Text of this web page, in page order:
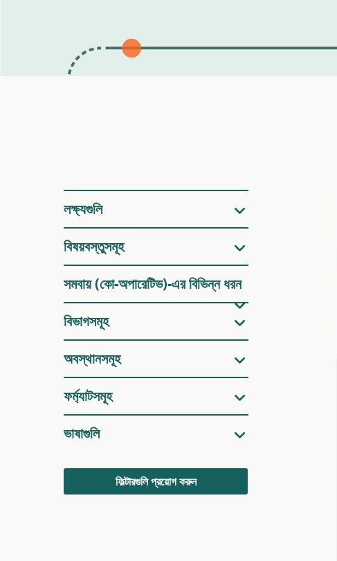
ফিল্টারগুলি
লক্ষ্যগুলি
বিষয়বস্তুসমূহ
সমবায় (কো-অপারেটিভ)-এর বিভিন্ন ধরন
বিভাগসমূহ
অবস্থানসমূহ
ফর্ম্যাটসমূহ
ভাষাগুলি
ফিল্টারগুলি প্রয়োগ করুন